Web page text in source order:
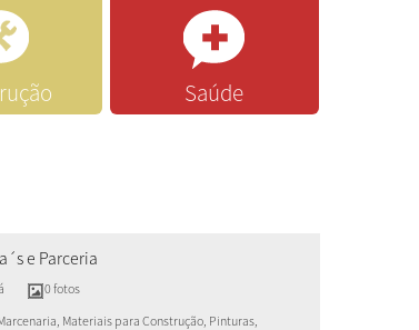
Saúde
e Parceria
0 fotos
Materiais para Construção, Pinturas,